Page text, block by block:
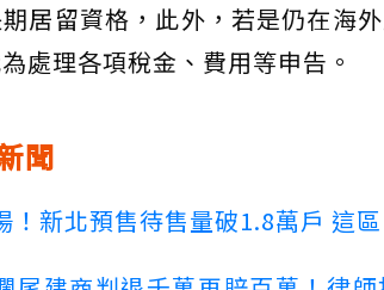
居留資格，此外，若是仍在海
處理各項稅金、費用等申告。
聞
！新北預售待售量破1.8萬戶 這